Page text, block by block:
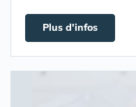
Plus d'infos